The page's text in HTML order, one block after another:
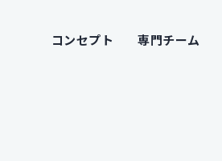
コンセプト 専門チーム